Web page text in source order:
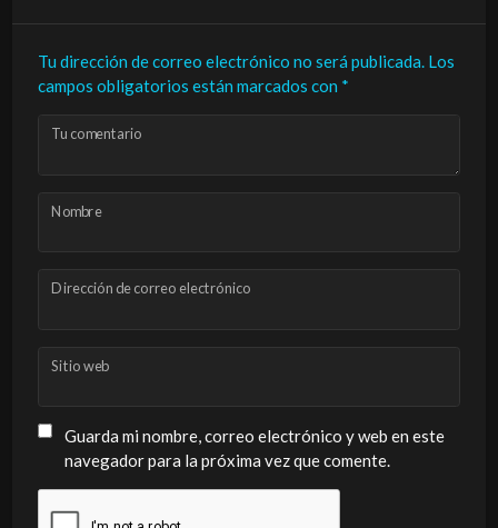
Tu dirección de correo electrónico no será publicada. Los
campos obligatorios están marcados con *
Tu comentario
Nombre
Dirección de correo electrónico
Sitio web
Guarda mi nombre, correo electrónico y web en este
navegador para la próxima vez que comente.